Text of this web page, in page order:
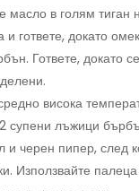
масло в голям
и гответе, докато
Гответе, докато
висока
супени лъжици
и черен пипер, след
Използвайте